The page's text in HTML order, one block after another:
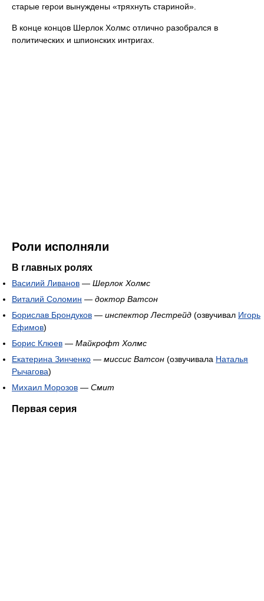
старые герои вынуждены «тряхнуть стариной».
В конце концов Шерлок Холмс отлично разобрался в
политических и шпионских интригах.
Роли исполняли
В главных ролях
Василий Ливанов — Шерлок Холмс
Виталий Соломин — доктор Ватсон
Борислав Брондуков — инспектор Лестрейд (озвучивал Игорь
Ефимов)
Борис Клюев — Майкрофт Холмс
Екатерина Зинченко — миссис Ватсон (озвучивала Наталья
Рычагова)
Михаил Морозов — Смит
Первая серия